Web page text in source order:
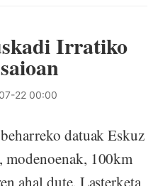
Irratiko
22 00:00
datuak Eskuz
100km
ahal dute. Lasterketa